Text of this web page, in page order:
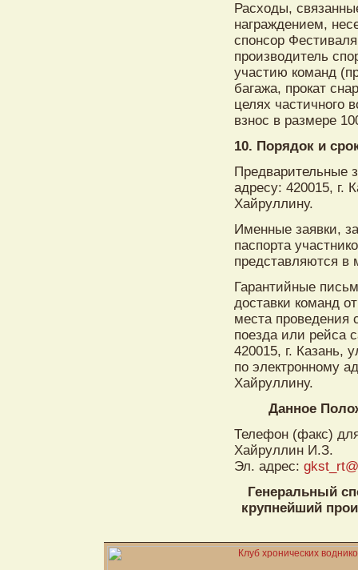
Расходы,
награждением,
спонсор
производитель
участию команд
багажа, прокат
целях частичного
взнос в размере
10. Порядок и
Предварительные
адресу: 420015,
Хайруллину.
Именные заявки,
паспорта
представляются в
Гарантийные
доставки команд
места проведения
поезда или рейса
420015, г.
по электронному
Хайруллину.
Данное
Телефон (факс)
Хайруллин И.З.
Эл. адрес:
Генеральный
крупнейший